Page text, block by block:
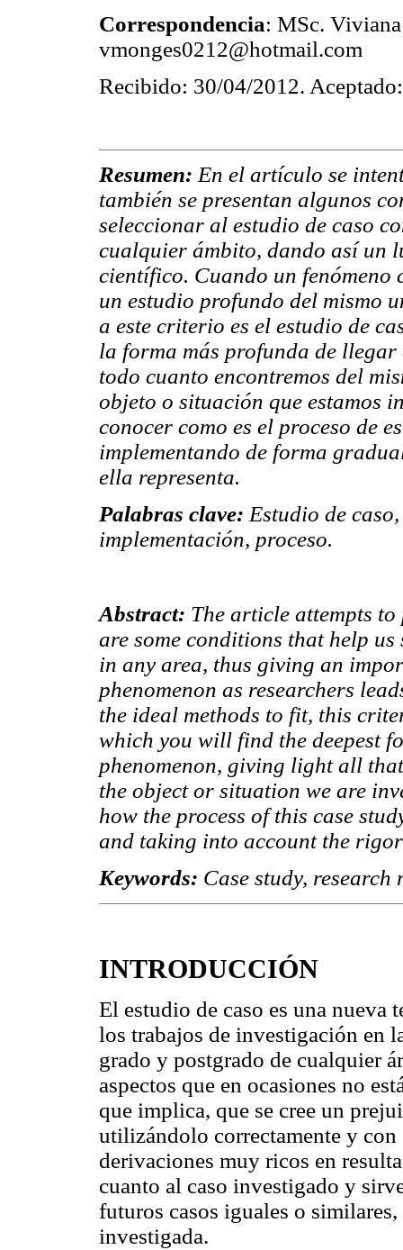
Correspondencia: MSc.
vmonges0212@hotmail.com
Recibido: 30/04/2012.
Resumen: En el artículo se
también se presentan algunos
seleccionar al estudio de caso
cualquier ámbito, dando así un
científico. Cuando un fenómeno
un estudio profundo del mismo
a este criterio es el estudio de
la forma más profunda de
todo cuanto encontremos del
objeto o situación que estamos
conocer como es el proceso de
implementando de forma
ella representa.
Palabras clave: Estudio de
implementación, proceso.
Abstract: The article attempts
are some conditions that help us
in any area, thus giving an
phenomenon as researchers
the ideal methods to fit, this
which you will find the deepest
phenomenon, giving light all
the object or situation we are
how the process of this case
and taking into account the
Keywords: Case study,
INTRODUCCIÓN
El estudio de caso es una nueva
los trabajos de investigación en
grado y postgrado de cualquier
aspectos que en ocasiones no
que implica, que se cree un
utilizándolo correctamente y
derivaciones muy ricos en
cuanto al caso investigado y
futuros casos iguales o
investigada.